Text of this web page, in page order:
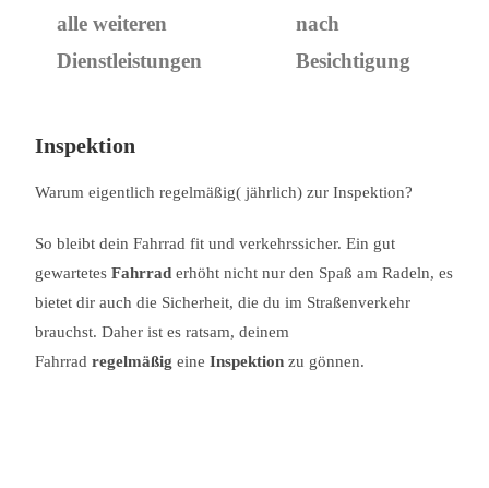
alle weiteren
Dienstleistungen
nach
Besichtigung
Inspektion
Warum eigentlich regelmäßig( jährlich) zur Inspektion?
So bleibt dein Fahrrad fit und verkehrssicher. Ein gut
gewartetesFahrrad erhöht nicht nur den Spaß am Radeln, es
bietet dir auch die Sicherheit, die du im Straßenverkehr
brauchst. Daher ist es ratsam, deinem
Fahrradregelmäßig eineInspektion zu gönnen.